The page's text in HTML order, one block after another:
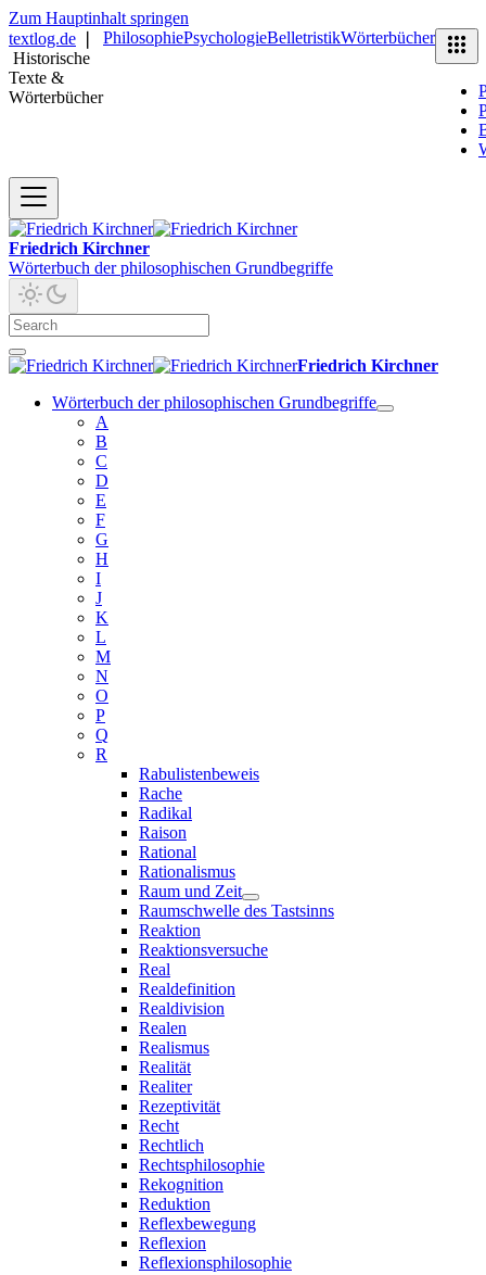
Zum Hauptinhalt springen
textlog.de
Historische
Texte &
Wörterbücher
PhilosophiePsychologieBelletristikWörterbücher
Friedrich Kirchner
Wörterbuch der philosophischen Grundbegriffe
Friedrich Kirchner
Wörterbuch der philosophischen Grundbegriffe
A
B
C
D
E
F
G
H
I
J
K
L
M
N
O
P
Q
R
Rabulistenbeweis
Rache
Radikal
Raison
Rational
Rationalismus
Raum und Zeit
Raumschwelle des Tastsinns
Reaktion
Reaktionsversuche
Real
Realdefinition
Realdivision
Realen
Realismus
Realität
Realiter
Rezeptivität
Recht
Rechtlich
Rechtsphilosophie
Rekognition
Reduktion
Reflexbewegung
Reflexion
Reflexionsphilosophie